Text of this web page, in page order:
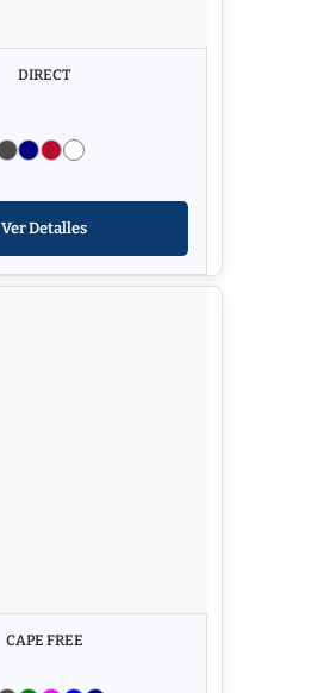
DIRECT
Ver Detalles
CAPE FREE